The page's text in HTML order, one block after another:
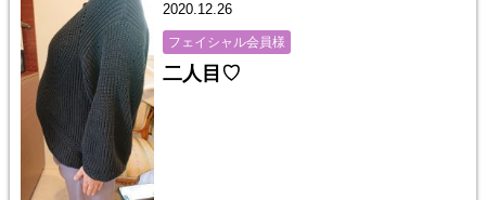
2020.12.26
フェイシャル会員様
二人目♡